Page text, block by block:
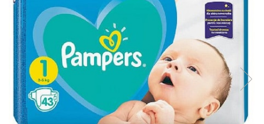
Creioane colorate si carioci
Ghiozdane si genti
Harti de perete si globuri
pamantesti
Plastilina
Librarie online
Fictiune
Manuale si auxiliare scolare